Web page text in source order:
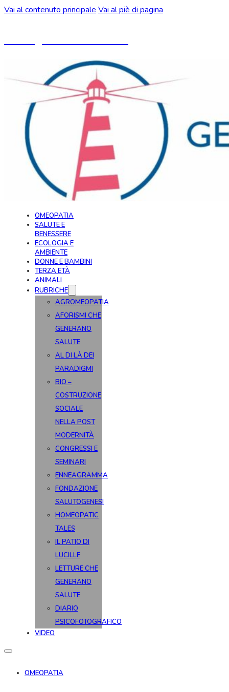
Vai al contenuto principale Vai al piè di pagina
OMEOPATIA
SALUTE E
BENESSERE
ECOLOGIA E
AMBIENTE
DONNE E BAMBINI
TERZA ETÀ
ANIMALI
RUBRICHE
AGROMEOPATIA
AFORISMI CHE
GENERANO
SALUTE
AL DI LÀ DEI
PARADIGMI
BIO –
COSTRUZIONE
SOCIALE
NELLA POST
MODERNITÀ
CONGRESSI E
SEMINARI
ENNEAGRAMMA
FONDAZIONE
SALUTOGENESI
HOMEOPATIC
TALES
IL PATIO DI
LUCILLE
LETTURE CHE
GENERANO
SALUTE
DIARIO
PSICOFOTOGRAFICO
VIDEO
OMEOPATIA